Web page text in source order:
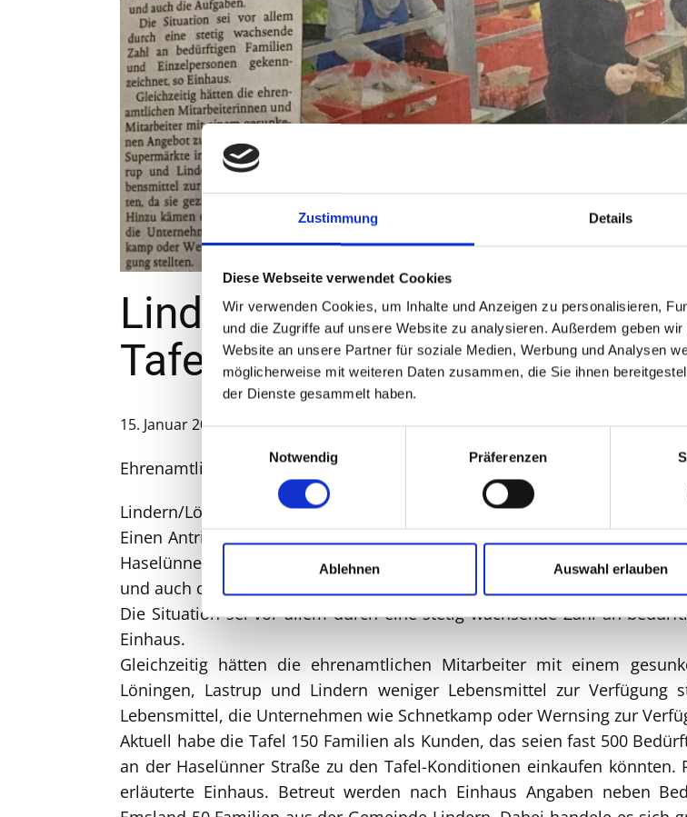
Zustimmung Details
Diese Webseite verwendet Cookies
Wir verwenden Cookies, um Inhalte und Anzeigen zu personalisieren,
und die Zugriffe auf unsere Website zu analysieren. Außerdem geben
Website an unsere Partner für soziale Medien, Werbung und Analysen
möglicherweise mit weiteren Daten zusammen, die Sie ihnen
der Dienste gesammelt haben.
Notwendig
Präferenzen
Ablehnen Auswahl erlauben
Linderns Bürgermeisterin
Tafel
15. Januar 2024
Uncategorized
Ehrenamtliche Mitarbeiterinnen und Mitarbeiter haben mit gesunkenem
Lindern/Löningen
Einen Antritts- und Informationsbesuch absolvierte Linderns
Haselünner Straße. Der Vorsitzende des gemeinnützigen Vereins,
und auch die Aufgaben.
Die Situation sei vor allem durch eine stetig wachsende Zahl an
Einhaus.
Gleichzeitig hätten die ehrenamtlichen Mitarbeiter mit einem
Löningen, Lastrup und Lindern weniger Lebensmittel zur
Lebensmittel, die Unternehmen wie Schnetkamp oder Wernsing zur
Aktuell habe die Tafel 150 Familien als Kunden, das seien fast 500
an der Haselünner Straße zu den Tafel-Konditionen einkaufen
erläuterte Einhaus. Betreut werden nach Einhaus Angaben neben